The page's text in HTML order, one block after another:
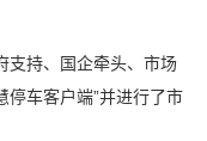
支持、国企牵头、市场
停车客户端”并进行了市